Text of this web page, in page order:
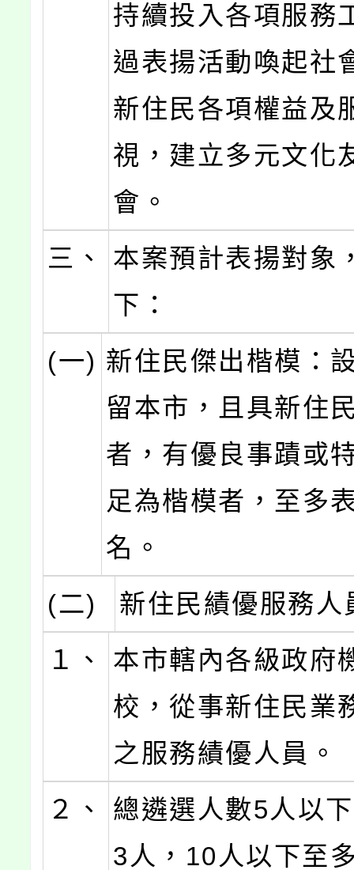
持續投入各項服務
過表揚活動喚起社
新住民各項權益及
視，建立多元文化
會。
三、
本案預計表揚對象
下：
(一) 新住民傑出楷模：
留本市，且具新住
者，有優良事蹟或
足為楷模者，至多
名。
(二)
新住民績優服務人
１、
本市轄內各級政府
校，從事新住民業
之服務績優人員。
２、
總遴選人數5人以
3人，10人以下至